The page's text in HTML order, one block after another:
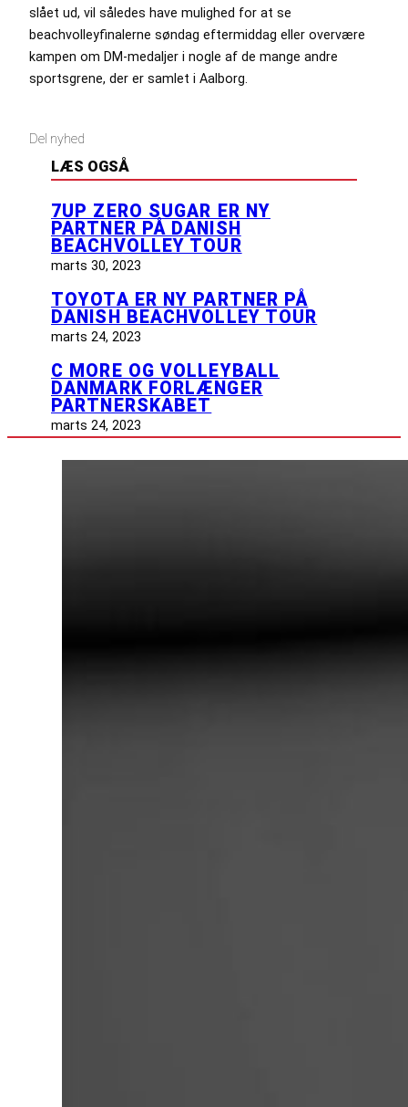
slået ud, vil således have mulighed for at se
beachvolleyfinalerne søndag eftermiddag eller overvære
kampen om DM-medaljer i nogle af de mange andre
sportsgrene, der er samlet i Aalborg.
Del nyhed
LÆS OGSÅ
7UP ZERO SUGAR ER NY
PARTNER PÅ DANISH
BEACHVOLLEY TOUR
marts 30, 2023
TOYOTA ER NY PARTNER PÅ
DANISH BEACHVOLLEY TOUR
marts 24, 2023
C MORE OG VOLLEYBALL
DANMARK FORLÆNGER
PARTNERSKABET
marts 24, 2023